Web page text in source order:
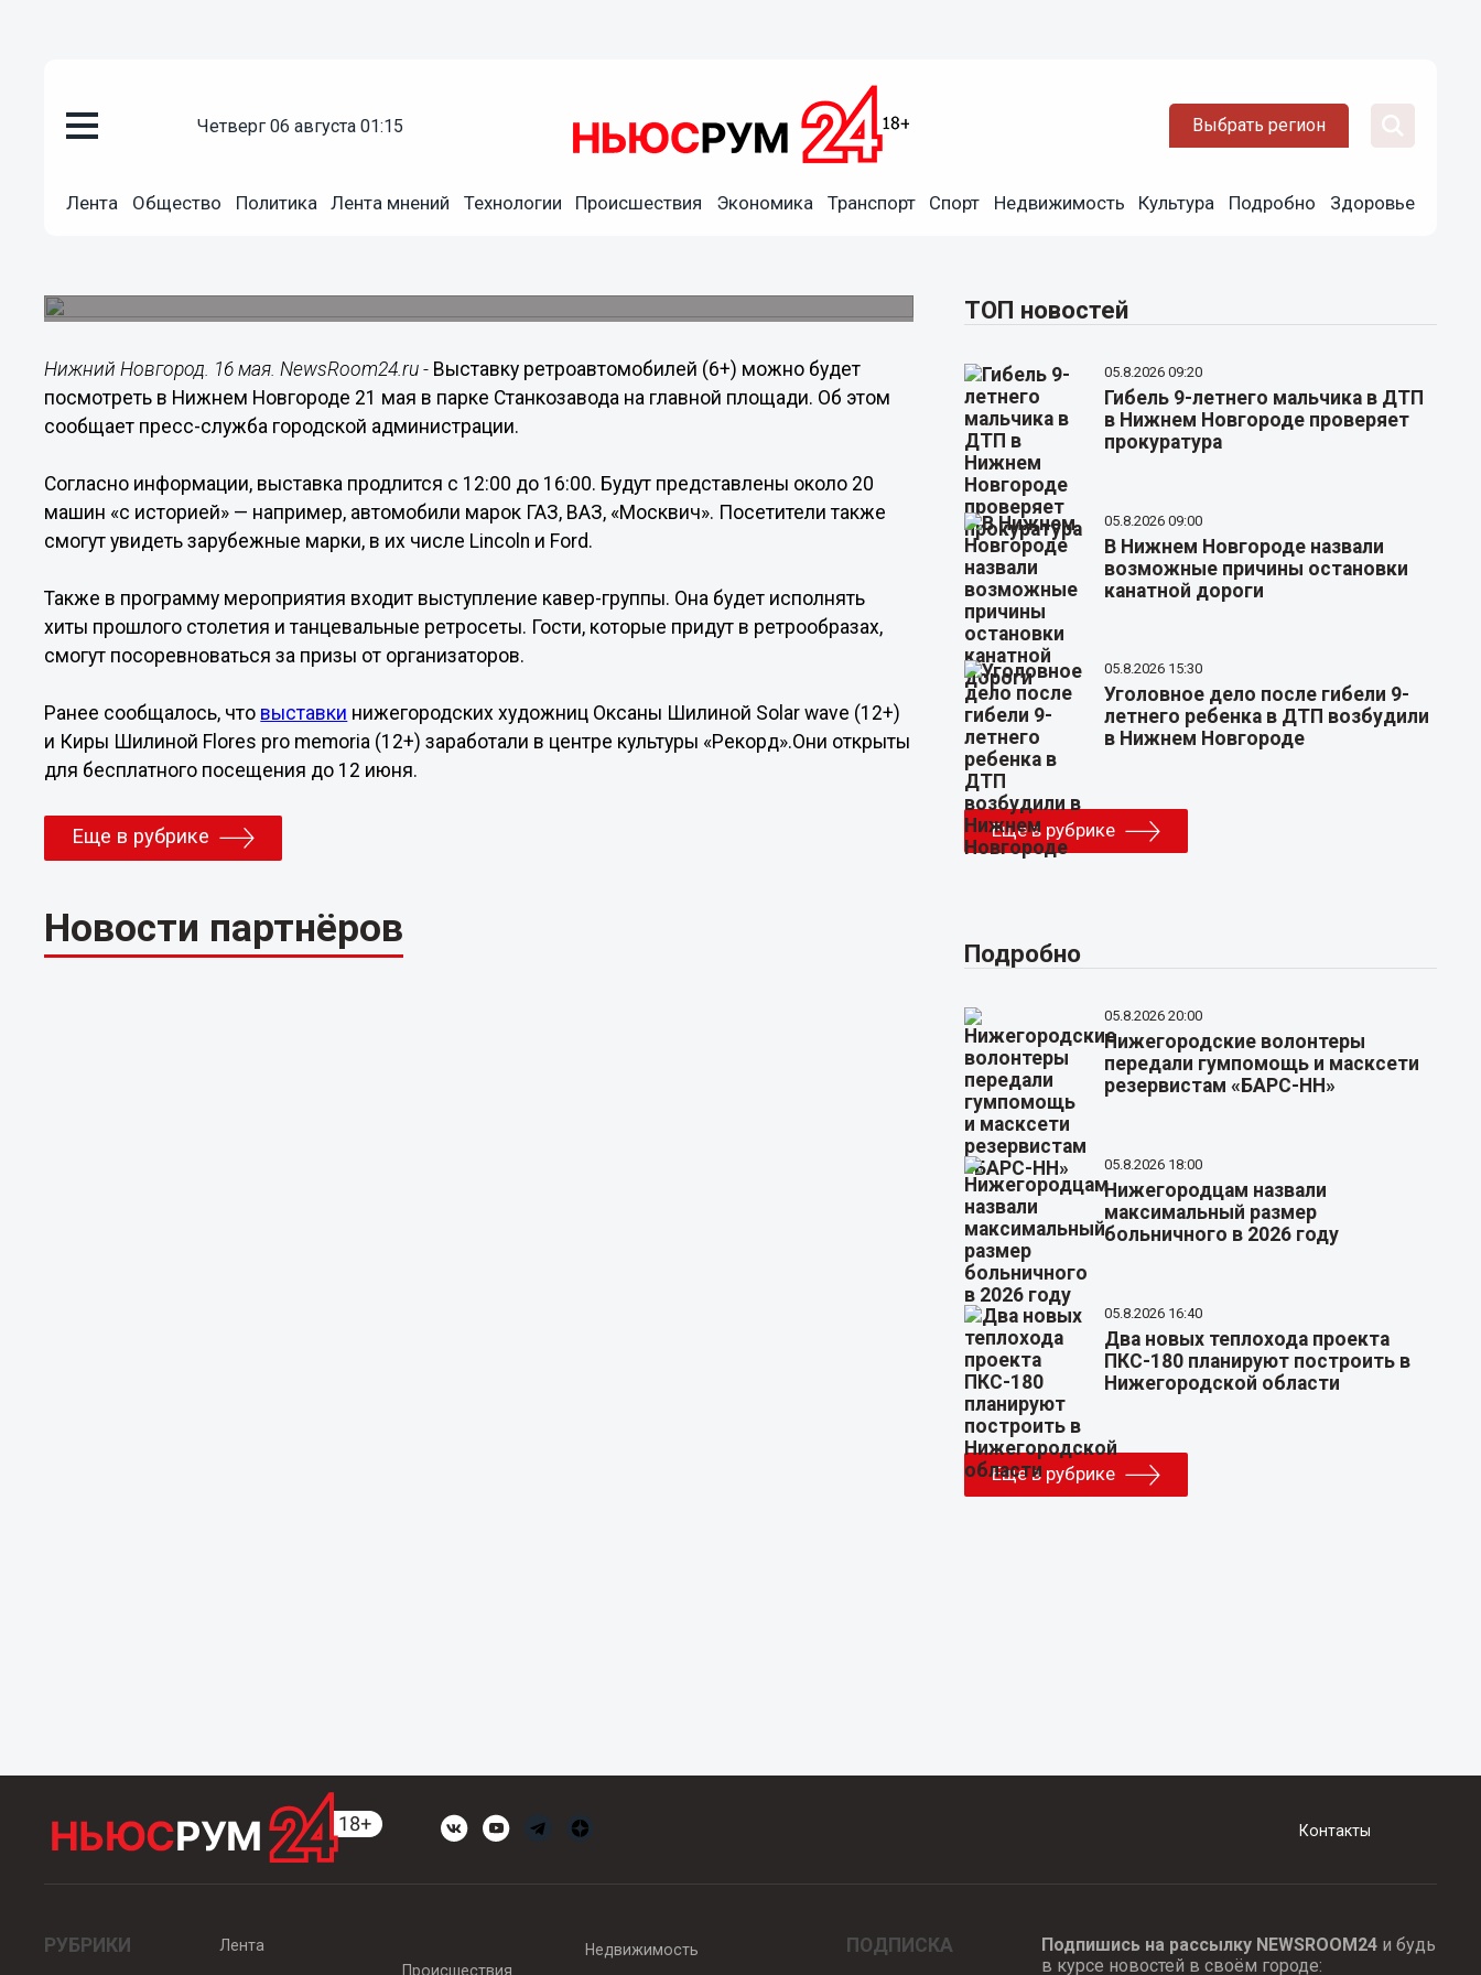
четверг 06 августа 01:15 Выбрать регион
Лента Общество Политика Лента мнений Технологии Происшествия Экономика Транспорт Спорт Недвижимость Культура Подробно Здоровье
Выставка ретроавтомобилей состоится в парке Нижнего
Нижний Новгород. 16 мая. NewsRoom24.ru - Выставку ретроавтомобилей (6+) можно будет
посмотреть в Нижнем Новгороде 21 мая в парке Станкозавода на главной площади. Об этом
сообщает пресс-служба городской администрации.
Согласно информации, выставка продлится с 12:00 до 16:00. Будут представлены около 20
машин «с историей» — например, автомобили марок ГАЗ, ВАЗ, «Москвич». Посетители также
смогут увидеть зарубежные марки, в их числе Lincoln и Ford.
Также в программу мероприятия входит выступление кавер-группы. Она будет исполнять
хиты прошлого столетия и танцевальные ретросеты. Гости, которые придут в ретрообразах,
смогут посоревноваться за призы от организаторов.
Ранее сообщалось, что выставки нижегородских художниц Оксаны Шилиной Solar wave (12+)
и Киры Шилиной Flores pro memoria (12+) заработали в центре культуры «Рекорд».Они открыты
для бесплатного посещения до 12 июня.
Еще в рубрике
Новости партнёров
ТОП новостей
05.8.2026 09:20
Гибель 9-летнего мальчика в ДТП
в Нижнем Новгороде проверяет
прокуратура
05.8.2026 09:00
В Нижнем Новгороде назвали
возможные причины остановки
канатной дороги
05.8.2026 15:30
Уголовное дело после гибели 9-
летнего ребенка в ДТП возбудили
в Нижнем Новгороде
Еще в рубрике
Подробно
05.8.2026 20:00
Нижегородские волонтеры
передали гумпомощь и масксети
резервистам «БАРС-НН»
05.8.2026 18:00
Нижегородцам назвали
максимальный размер
больничного в 2026 году
05.8.2026 16:40
Два новых теплохода проекта
ПКС-180 планируют построить в
Нижегородской области
Еще в рубрике
Контакты
РУБРИКИ
Лента
Происшествия
Недвижимость ПОДПИСКА Подпишись на рассылку NEWSROOM24и будь
в курсе новостей в своём городе: